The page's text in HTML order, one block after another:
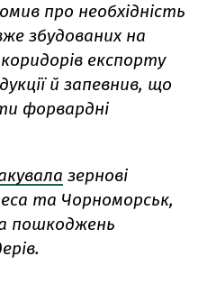
про необхідність
збудованих на
експорту
й запевнив, що
форвардні
зернові
та Чорноморськ,
пошкоджень